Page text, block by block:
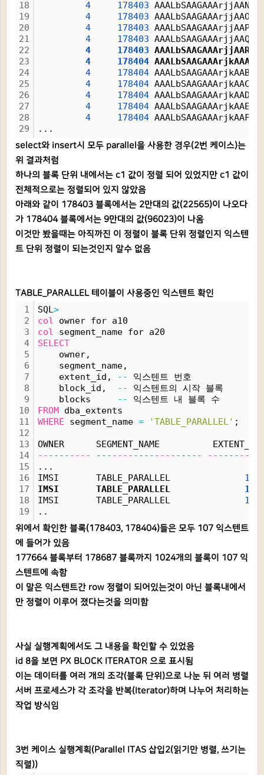
18
19
20
21
22
23
24
25
26
27
28
29
4 178403 AAALbSAAGAAArjjAAN
4
178403
4
178403 AAALbSAAGAAArjjAAP
4
178403 AAALbSAAGAAArjjAAQ
4
178403 AAALbSAAGAAArjjAAR
4
178404 AAALbSAAGAAArjkAAA
4
178404 AAALbSAAGAAArjkAAB
4
178404 AAALbSAAGAAArjkAAC
4
178404 AAALbSAAGAAArjkAAD
4
178404 AAALbSAAGAAArjkAAE
4
178404 AAALbSAAGAAArjkAAF
...
select와 insert시 모두 parallel을 사용한 경우(2번 케이스)는
위 결과처럼
하나의 블록 단위 내에서는 c1 값이 정렬 되어 있었지만 c1 값이
전체적으로는 정렬되어 있지 않았음
아래와 같이 178403 블록에서는 2만대의 값(22565)이 나오다
가 178404 블록에서는 9만대의 값(96023)이 나옴
이것만 봤을때는 아직까진 이 정렬이 블록 단위 정렬인지 익스텐
트 단위 정렬이 되는것인지 알수 없음
TABLE_PARALLEL 테이블이 사용중인 익스텐트 확인
1
2
3
4
5
6
7
8
9
10
11
12
13
14
15
16
17
18
19
SQL>
col owner for a10
col segment_name for a20
SELECT
owner,
segment_name,
extent_id,
--
익스텐트 번호
block_id,
--
익스텐트의 시작 블록
blocks
--
익스텐트 내 블록 수
FROM dba_extents
WHERE segment_name = 'TABLE_PARALLEL' ;
OWNER      SEGMENT_NAME
----------
--------------------
----------
...
IMSI       TABLE_PARALLEL 106
IMSI       TABLE_PARALLEL 107
IMSI       TABLE_PARALLEL 108
..
위에서 확인한 블록(178403, 178404)들은 모두 107 익스텐트
에 들어가 있음
177664 블록부터 178687 블록까지 1024개의 블록이 107 익
스텐트에 속함
이 말은 익스텐트간 row 정렬이 되어있는것이 아닌 블록내에서
만 정렬이 이루어 졌다는것을 의미함
사실 실행계획에서도 그 내용을 확인할 수 있었음
id 8을 보면 PX BLOCK ITERATOR 으로 표시됨
이는 데이터를 여러 개의 조각(블록 단위)으로 나눈 뒤 여러 병렬
서버 프로세스가 각 조각을 반복(Iterator)하며 나누어 처리하는
작업 방식임
3번 케이스 실행계획(Parallel ITAS 삽입2(읽기만 병렬, 쓰기는
직렬))